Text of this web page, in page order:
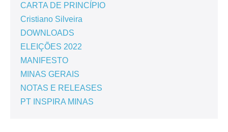
CARTA DE PRINCÍPIO
Cristiano Silveira
DOWNLOADS
ELEIÇÕES 2022
MANIFESTO
MINAS GERAIS
NOTAS E RELEASES
PT INSPIRA MINAS